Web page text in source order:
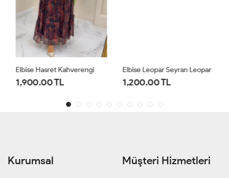
Elbise Hasret Kahverengi
1,900.00 TL
Elbise Leopar Seyran Leopar
1,200.00 TL
Kurumsal Müşteri Hizmetleri